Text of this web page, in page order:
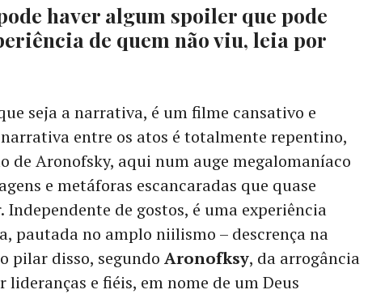
haver algum spoiler que pode
de quem não viu, leia por
seja a narrativa, é um filme cansativo e
entre os atos é totalmente repentino,
de Aronofsky, aqui num auge megalomaníaco
e metáforas escancaradas que quase
Independente de gostos, é uma experiência
pautada no amplo niilismo – descrença na
pilar disso, segundo Aronofksy, da arrogância
e fiéis, em nome de um Deus